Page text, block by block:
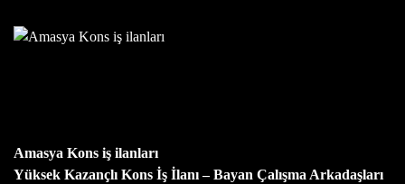
Amasya Kons iş ilanları
Yüksek Kazançlı Kons İş İlanı – Bayan Çalışma Arkadaşları